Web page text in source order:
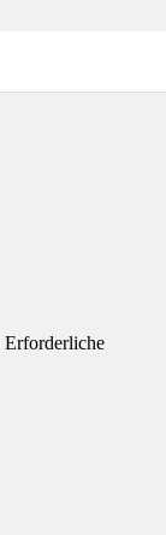
Erforderliche